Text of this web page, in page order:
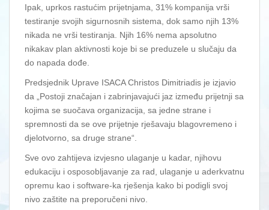
Ipak, uprkos rastućim prijetnjama, 31% kompanija vrši
testiranje svojih sigurnosnih sistema, dok samo njih 13%
nikada ne vrši testiranja. Njih 16% nema apsolutno
nikakav plan aktivnosti koje bi se preduzele u slučaju da
do napada dođe.
Predsjednik Uprave ISACA Christos Dimitriadis je izjavio
da „Postoji značajan i zabrinjavajući jaz između prijetnji sa
kojima se suočava organizacija, sa jedne strane i
spremnosti da se ove prijetnje rješavaju blagovremeno i
djelotvorno, sa druge strane“.
Sve ovo zahtijeva izvjesno ulaganje u kadar, njihovu
edukaciju i osposobljavanje za rad, ulaganje u aderkvatnu
opremu kao i software-ka rješenja kako bi podigli svoj
nivo zaštite na preporučeni nivo.